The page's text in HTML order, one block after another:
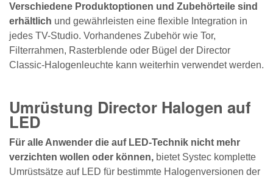
Verschiedene Produktoptionen und Zubehörteile sind
erhältlich und gewährleisten eine flexible Integration in
jedes TV-Studio. Vorhandenes Zubehör wie Tor,
Filterrahmen, Rasterblende oder Bügel der Director
Classic-Halogenleuchte kann weiterhin verwendet werden.
Umrüstung Director Halogen auf
LED
Für alle Anwender die auf LED-Technik nicht mehr
verzichten wollen oder können, bietet Systec komplette
Umrüstsätze auf LED für bestimmte Halogenversionen der